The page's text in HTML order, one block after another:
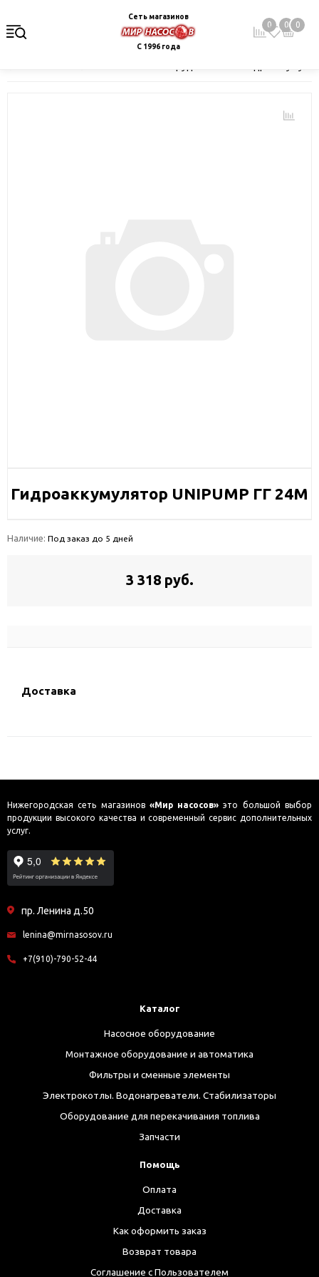
Сеть магазинов
С 1996 года
0 0 0
Гидроаккумулятор UNIPUMP ГГ 24М
Наличие: Под заказ до 5 дней
3 318 руб.
Доставка
Нижегородская сеть магазинов «Мир насосов» это большой выбор
продукции высокого качества и современный сервис дополнительных
услуг.
пр. Ленина д.50
lenina@mirnasosov.ru
+7(910)-790-52-44
Каталог
Насосное оборудование
Монтажное оборудование и автоматика
Фильтры и сменные элементы
Электрокотлы. Водонагреватели. Стабилизаторы
Оборудование для перекачивания топлива
Запчасти
Помощь
Оплата
Доставка
Как оформить заказ
Возврат товара
Соглашение с Пользователем